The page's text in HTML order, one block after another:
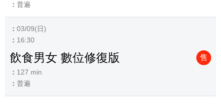
普遍
03/09(日)
16:30
飲食男女 數位修復版 售
127 min
普遍